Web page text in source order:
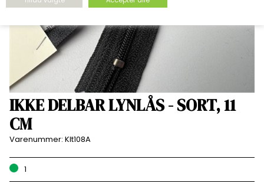
IKKE DELBAR LYNLÅS - SORT, 11
CM
Varenummer: Klt108A
1